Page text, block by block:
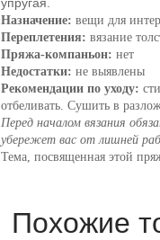
Назначение: вещи для
Переплетения: вязание
Пряжа-компаньон: нет
Недостатки: не выявлены
Рекомендации по уходу:
отбеливать. Сушить в
Перед началом вязания
убережет вас от лишней
Тема, посвященная этой
Похожие